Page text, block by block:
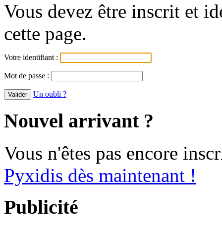
Vous devez être inscrit et
cette page.
Votre identifiant :
Mot de passe :
Un oubli ?
Nouvel arrivant ?
Vous n'êtes pas encore
Pyxidis dès maintenant !
Publicité